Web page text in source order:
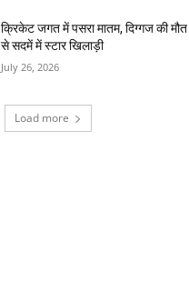
क्रिकेट जगत में पसरा मातम, दिग्गज की मौत
से सदमें में स्टार खिलाड़ी
July 26, 2026
Load more